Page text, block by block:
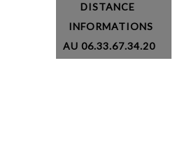
DISTANCE
INFORMATIONS
AU 06.33.67.34.20